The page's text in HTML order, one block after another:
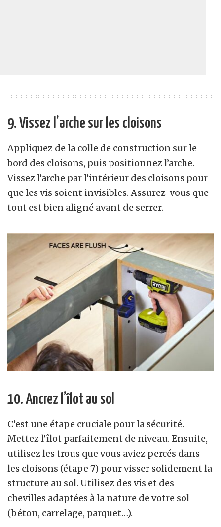
9. Vissez l’arche sur les cloisons
Appliquez de la colle de construction sur le
bord des cloisons, puis positionnez l’arche.
Vissez l’arche par l’intérieur des cloisons pour
que les vis soient invisibles. Assurez-vous que
tout est bien aligné avant de serrer.
10. Ancrez l’îlot au sol
C’est une étape cruciale pour la sécurité.
Mettez l’îlot parfaitement de niveau. Ensuite,
utilisez les trous que vous aviez percés dans
les cloisons (étape 7) pour visser solidement la
structure au sol. Utilisez des vis et des
chevilles adaptées à la nature de votre sol
(béton, carrelage, parquet…).